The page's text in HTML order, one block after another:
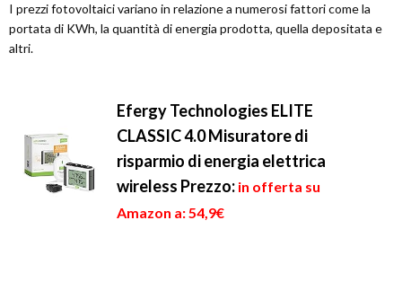
I prezzi fotovoltaici variano in relazione a numerosi fattori come la
portata di KWh, la quantità di energia prodotta, quella depositata e
altri.
Efergy Technologies ELITE
CLASSIC 4.0 Misuratore di
risparmio di energia elettrica
wireless Prezzo: in offerta su
Amazon a: 54,9€